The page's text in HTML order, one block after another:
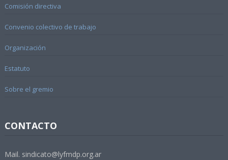
Comisión directiva
Convenio colectivo de trabajo
Organización
Estatuto
Sobre el gremio
CONTACTO
Mail. sindicato@lyfmdp.org.ar